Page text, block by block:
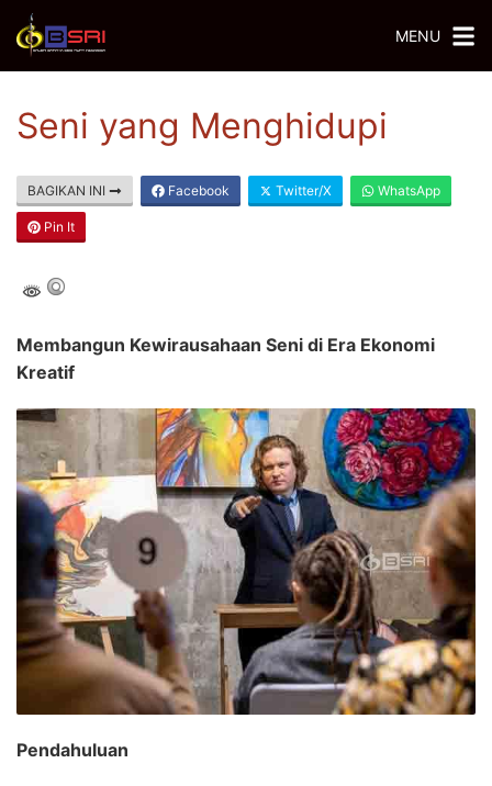
MENU
Seni yang Menghidupi
BAGIKAN INI Facebook Twitter/X WhatsApp
Pin It
Membangun Kewirausahaan Seni di Era Ekonomi
Kreatif
Pendahuluan